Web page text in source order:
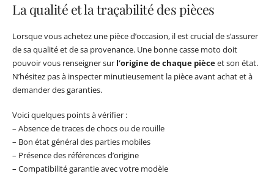
La qualité et la traçabilité des pièces
Lorsque vous achetez une pièce d’occasion, il est crucial de s’assurer
de sa qualité et de sa provenance. Une bonne casse moto doit
pouvoir vous renseigner sur l’origine de chaque pièceet son état.
N’hésitez pas à inspecter minutieusement la pièce avant achat et à
demander des garanties.
Voici quelques points à vérifier :
– Absence de traces de chocs ou de rouille
– Bon état général des parties mobiles
– Présence des références d’origine
– Compatibilité garantie avec votre modèle